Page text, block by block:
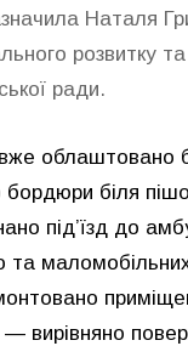
Наталя
розвитку та
ради.
облаштовано
біля
під’їзд до
та
— вирівняно